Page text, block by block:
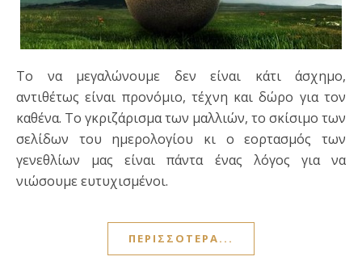
Το να μεγαλώνουμε δεν είναι κάτι άσχημο,
αντιθέτως είναι προνόμιο, τέχνη και δώρο για τον
καθένα. Το γκριζάρισμα των μαλλιών, το σκίσιμο των
σελίδων του ημερολογίου κι ο εορτασμός των
γενεθλίων μας είναι πάντα ένας λόγος για να
νιώσουμε ευτυχισμένοι.
ΠΕΡΙΣΣΌΤΕΡΑ...